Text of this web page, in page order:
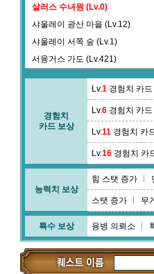
살러스 수녀원 (Lv.0)
샤울레이 광산 마을 (Lv.12)
샤울레이 서쪽 숲 (Lv.1)
서융거스 가도 (Lv.421)
셉티니 골 (Lv.55)
수로교 지역 (Lv.89)
수정광산 2광구 2층 (Lv.106)
수정광산 레이드 (Lv.0)
스라우타스 협곡 (Lv.26)
스타리 타운 (Lv.381)
스펠토움 타운 (Lv.387)
시르드겔라 숲 (Lv.61)
경험치
카드 보상
Lv.1 경험치 카드
Lv.6 경험치 카드
Lv.11 경험치 카
Lv.16 경험치 카
능력치 보상
힘 스탯 증가
스탯 증가 무
특수 보상 용병 의뢰소